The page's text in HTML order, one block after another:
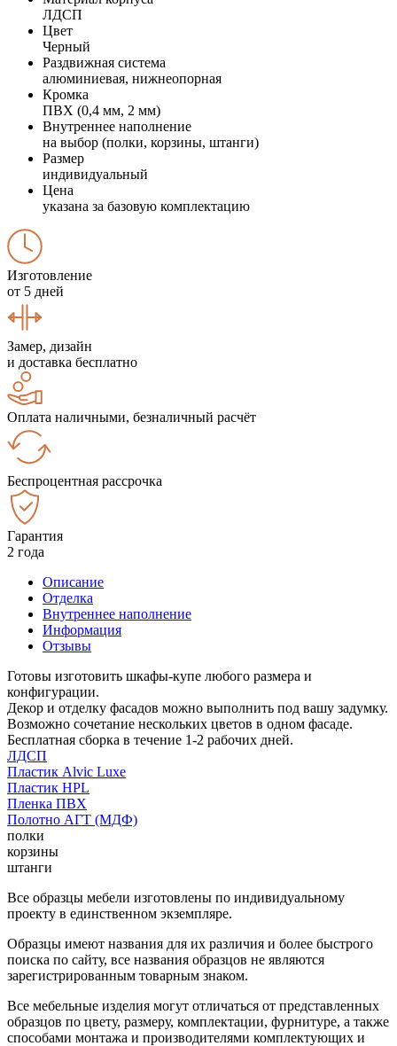
ЛДСП
Цвет
Черный
Раздвижная система
алюминиевая, нижнеопорная
Кромка
ПВХ (0,4 мм, 2 мм)
Внутреннее наполнение
на выбор (полки, корзины, штанги)
Размер
индивидуальный
Цена
указана за базовую комплектацию
Изготовление
от 5 дней
Замер, дизайн
и доставка бесплатно
Оплата наличными, безналичный расчёт
Беспроцентная рассрочка
Гарантия
2 года
Описание
Отделка
Внутреннее наполнение
Информация
Отзывы
Готовы изготовить шкафы-купе любого размера и
конфигурации.
Декор и отделку фасадов можно выполнить под вашу задумку.
Возможно сочетание нескольких цветов в одном фасаде.
Бесплатная сборка в течение 1-2 рабочих дней.
ЛДСП
Пластик Alvic Luxe
Пластик HPL
Пленка ПВХ
Полотно АГТ (МДФ)
полки
корзины
штанги
Все образцы мебели изготовлены по индивидуальному
проекту в единственном экземпляре.
Образцы имеют названия для их различия и более быстрого
поиска по сайту, все названия образцов не являются
зарегистрированным товарным знаком.
Все мебельные изделия могут отличаться от представленных
образцов по цвету, размеру, комплектации, фурнитуре, а также
способами монтажа и производителями комплектующих и